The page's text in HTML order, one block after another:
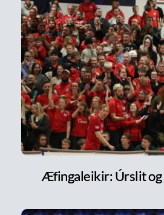
Æfingaleikir: Úrslit